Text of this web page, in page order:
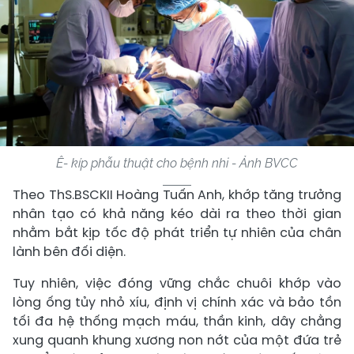
Ê- kíp phẫu thuật cho bệnh nhi - Ảnh BVCC
Theo ThS.BSCKII Hoàng Tuấn Anh, khớp tăng trưởng
nhân tạo có khả năng kéo dài ra theo thời gian
nhằm bắt kịp tốc độ phát triển tự nhiên của chân
lành bên đối diện.
Tuy nhiên, việc đóng vững chắc chuôi khớp vào
lòng ống tủy nhỏ xíu, định vị chính xác và bảo tồn
tối đa hệ thống mạch máu, thần kinh, dây chằng
xung quanh khung xương non nớt của một đứa trẻ